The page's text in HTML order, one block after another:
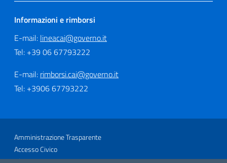
Informazioni e rimborsi
E-mail: lineacai@governo.it
Tel: +39 06 67793222
E-mail: rimborsi.cai@governo.it
Tel: +3906 67793222
Sezione Link Utili
Amministrazione Trasparente
Accesso Civico